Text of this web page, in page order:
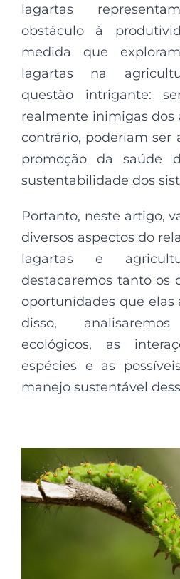
lagartas
obstáculo à
medida que
lagartas na
questão intrigante:
realmente inimigas dos
contrário, poderiam ser
promoção da saúde
sustentabilidade dos
Portanto, neste artigo,
diversos aspectos do
lagartas e
destacaremos tanto os
oportunidades que elas
disso,
ecológicos, as
espécies e as
manejo sustentável